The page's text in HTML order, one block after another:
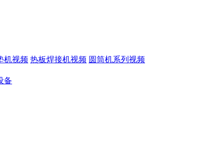
机视频 热板焊接机视频 圆筒机系列视频
备